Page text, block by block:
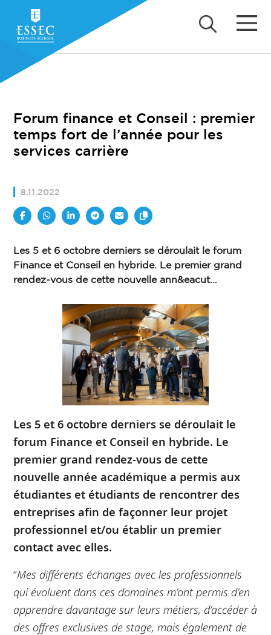
Forum finance et Conseil : premier
temps fort de l’année pour les
services carrière
8.11.2022
Les 5 et 6 octobre derniers se déroulait le forum
Finance et Conseil en hybride. Le premier grand
rendez-vous de cette nouvelle ann&eacut…
Les 5 et 6 octobre derniers se déroulait le
forum Finance et Conseil en hybride. Le
premier grand rendez-vous de cette
nouvelle année académique a permis aux
étudiantes et étudiants de rencontrer des
entreprises afin de façonner leur projet
professionnel et/ou établir un premier
contact avec elles.
“Mes différents échanges avec les professionnels
qui évoluent dans ces domaines m’ont permis d’en
apprendre davantage sur leurs métiers, d’accéder à
des offres exclusives de stage, mais également de